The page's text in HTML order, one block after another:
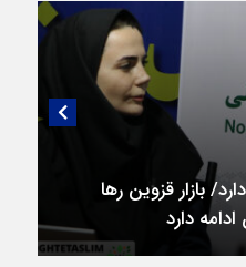
بازار قزوین رها
دارد